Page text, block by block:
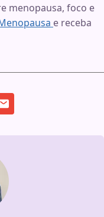
menopausa, foco e
e receba